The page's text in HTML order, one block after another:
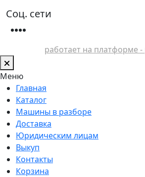
Соц. сети
работает на платформе
Меню
Главная
Каталог
Машины в разборе
Доставка
Юридическим лицам
Выкуп
Контакты
Корзина